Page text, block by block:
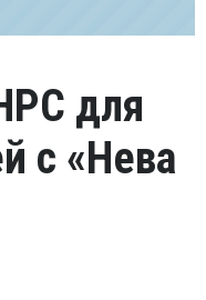
для
с «Нева